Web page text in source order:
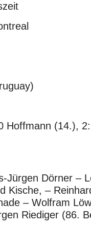
Hoffmann (14.),
Jürgen Dörner –
Kische, –
– Wolfram
Riediger (86.